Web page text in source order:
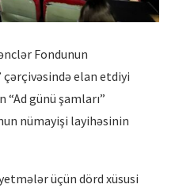
Fondunun
elan etdiyi
günü şamları”
nümayişi layihəsinin
üçün dörd xüsusi